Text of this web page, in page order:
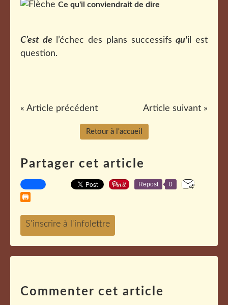
Ce qu'il conviendrait de dire
C’est del’échec des plans successifsqu'il est
question.
« Article précédent Article suivant »
Retour à l'accueil
Partager cet article
Repost 0
Commenter cet article